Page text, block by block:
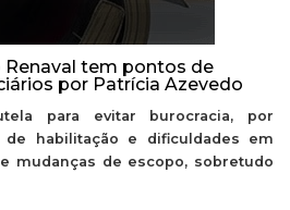
tem pontos de
por Patrícia Azevedo
para evitar burocracia, por
habilitação e dificuldades em
mudanças de escopo, sobretudo